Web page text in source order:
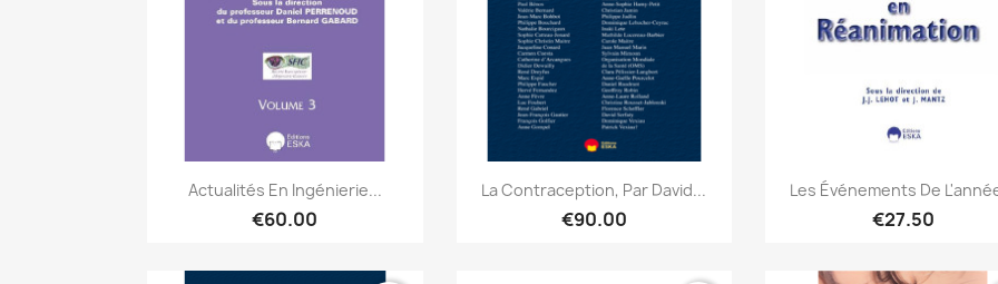
Quick view
Actualités En Ingénierie...
€60.00
Quick view
La Contraception, Par David...
€90.00
Quick view
Les Événements De
€27.50